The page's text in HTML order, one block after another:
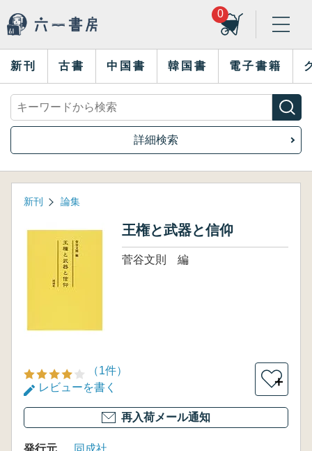
0
新刊 古書 中国書 韓国書 電子書籍
詳細検索
新刊 論集
王権と武器と信仰
菅谷文則 編
（1件）
レビューを書く
＋
再入荷メール通知
発行元
同成社